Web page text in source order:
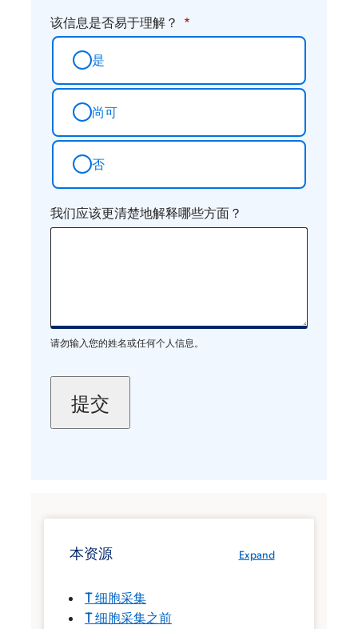
该信息是否易于理解？
是
尚可
否
我们应该更清楚地解释哪些方面？
请勿输入您的姓名或任何个人信息。
Expand
本资源
T 细胞采集
T 细胞采集之前